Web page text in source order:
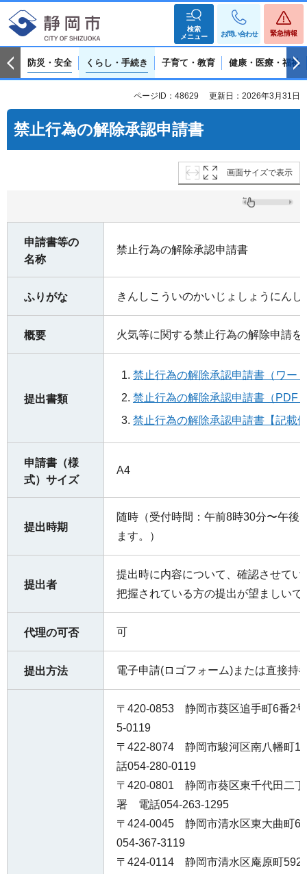
検索
メニュー
お問い合わせ 緊急情報
防災・安全 くらし・手続き 子育て・教育 健康・医療・福祉
ページID：48629 更新日：2026年3月31日
禁止行為の解除承認申請書
画面サイズで表示
申請書等の
名称
禁止行為の解除承認申請書
ふりがな きんしこういのかいじょしょうにんし
概要 火気等に関する禁止行為の解除申請を
提出書類
禁止行為の解除承認申請書（ワー
禁止行為の解除承認申請書（PDF
禁止行為の解除承認申請書【記載
申請書（様
式）サイズ
A4
提出時期
随時（受付時間：午前8時30分〜午
ます。）
提出者
提出時に内容について、確認させて
把握されている方の提出が望ましいで
代理の可否 可
提出方法 電子申請(ロゴフォーム)または直接持
〒420-0853 静岡市葵区追手町6番
5-0119
〒422-8074 静岡市駿河区南八幡町
話054-280-0119
〒420-0801 静岡市葵区東千代田二
署 電話054-263-1295
〒424-0045 静岡市清水区東大曲町
054-367-3119
〒424-0114 静岡市清水区庵原町